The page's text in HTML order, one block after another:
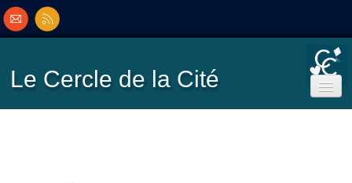
Le Cercle de la Cité